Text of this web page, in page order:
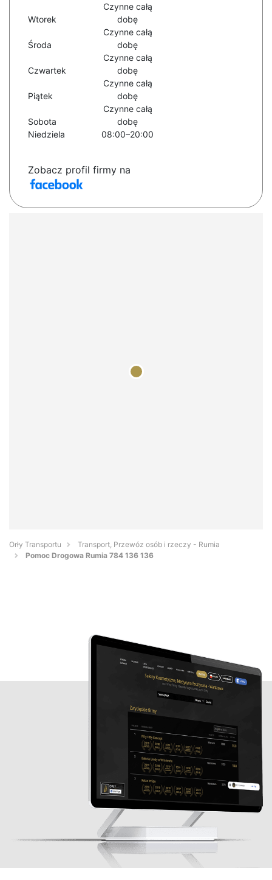
Wtorek
Czynne całą
dobę
Środa
Czynne całą
dobę
Czwartek
Czynne całą
dobę
Piątek
Czynne całą
dobę
Sobota
Czynne całą
dobę
Niedziela
08:00–20:00
Zobacz profil firmy na
Orły Transportu
Transport, Przewóz osób i rzeczy - Rumia
Pomoc Drogowa Rumia 784 136 136